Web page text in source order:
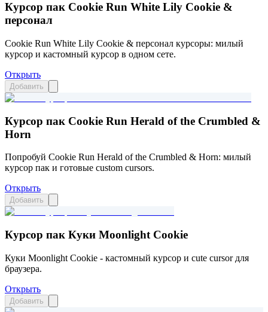
Курсор пак Cookie Run White Lily Cookie &
персонал
Cookie Run White Lily Cookie & персонал курсоры: милый
курсор и кастомный курсор в одном сете.
Открыть
Добавить
Курсор пак Cookie Run Herald of the Crumbled &
Horn
Попробуй Cookie Run Herald of the Crumbled & Horn: милый
курсор пак и готовые custom cursors.
Открыть
Добавить
Курсор пак Куки Moonlight Cookie
Куки Moonlight Cookie - кастомный курсор и cute cursor для
браузера.
Открыть
Добавить